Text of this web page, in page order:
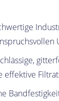
effektive